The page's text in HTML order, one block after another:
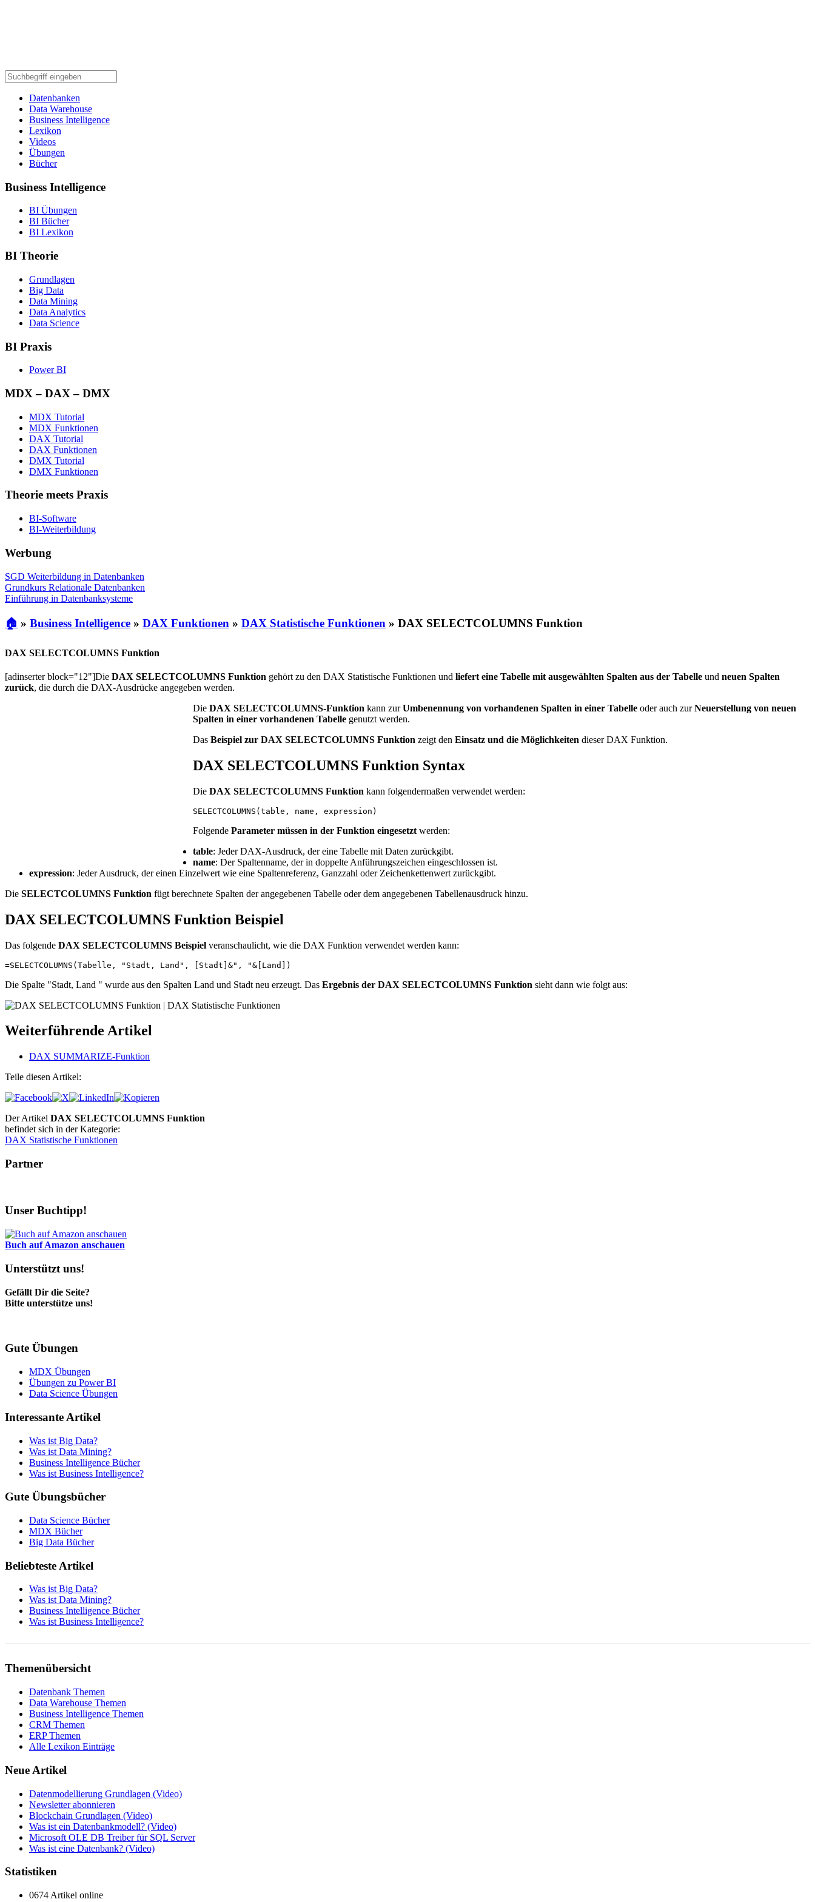
Datenbanken
Data Warehouse
Business Intelligence
Lexikon
Videos
Übungen
Bücher
Business Intelligence
BI Übungen
BI Bücher
BI Lexikon
BI Theorie
Grundlagen
Big Data
Data Mining
Data Analytics
Data Science
BI Praxis
Power BI
MDX – DAX – DMX
MDX Tutorial
MDX Funktionen
DAX Tutorial
DAX Funktionen
DMX Tutorial
DMX Funktionen
Theorie meets Praxis
BI-Software
BI-Weiterbildung
Werbung
SGD Weiterbildung in Datenbanken
Grundkurs Relationale Datenbanken
Einführung in Datenbanksysteme
🏠 » Business Intelligence » DAX Funktionen » DAX Statistische Funktionen » DAX SELECTCOLUMNS Funktion
DAX SELECTCOLUMNS Funktion
[adinserter block="12"]Die DAX SELECTCOLUMNS Funktion gehört zu den DAX Statistische Funktionen und liefert eine Tabelle mit ausgewählten Spalten aus der Tabelle und neuen Spalten
zurück, die durch die DAX-Ausdrücke angegeben werden.
Die DAX SELECTCOLUMNS-Funktion kann zurUmbenennung von vorhandenen Spalten in einer Tabelle oder auch zurNeuerstellung von neuen
Spalten in einer vorhandenen Tabelle genutzt werden.
Das Beispiel zur DAX SELECTCOLUMNS Funktion zeigt den Einsatz und die Möglichkeiten dieser DAX Funktion.
DAX SELECTCOLUMNS Funktion Syntax
Die DAX SELECTCOLUMNS Funktion kann folgendermaßen verwendet werden:
SELECTCOLUMNS(table, name, expression)
Folgende Parameter müssen in der Funktion eingesetzt werden:
table: Jeder DAX-Ausdruck, der eine Tabelle mit Daten zurückgibt.
name: Der Spaltenname, der in doppelte Anführungszeichen eingeschlossen ist.
expression: Jeder Ausdruck, der einen Einzelwert wie eine Spaltenreferenz, Ganzzahl oder Zeichenkettenwert zurückgibt.
Die SELECTCOLUMNS Funktion fügt berechnete Spalten der angegebenen Tabelle oder dem angegebenen Tabellenausdruck hinzu.
DAX SELECTCOLUMNS Funktion Beispiel
Das folgende DAX SELECTCOLUMNS Beispiel veranschaulicht, wie die DAX Funktion verwendet werden kann:
=SELECTCOLUMNS(Tabelle, "Stadt, Land", [Stadt]&", "&[Land])
Die Spalte "Stadt, Land " wurde aus den Spalten Land und Stadt neu erzeugt. Das Ergebnis der DAX SELECTCOLUMNS Funktion sieht dann wie folgt aus:
Weiterführende Artikel
DAX SUMMARIZE-Funktion
Teile diesen Artikel:
Der Artikel DAX SELECTCOLUMNS Funktion
befindet sich in der Kategorie:
DAX Statistische Funktionen
Partner
Unser Buchtipp!
Buch auf Amazon anschauen
Unterstützt uns!
Gefällt Dir die Seite?
Bitte unterstütze uns!
Gute Übungen
MDX Übungen
Übungen zu Power BI
Data Science Übungen
Interessante Artikel
Was ist Big Data?
Was ist Data Mining?
Business Intelligence Bücher
Was ist Business Intelligence?
Gute Übungsbücher
Data Science Bücher
MDX Bücher
Big Data Bücher
Beliebteste Artikel
Was ist Big Data?
Was ist Data Mining?
Business Intelligence Bücher
Was ist Business Intelligence?
Themenübersicht
Datenbank Themen
Data Warehouse Themen
Business Intelligence Themen
CRM Themen
ERP Themen
Alle Lexikon Einträge
Neue Artikel
Datenmodellierung Grundlagen (Video)
Newsletter abonnieren
Blockchain Grundlagen (Video)
Was ist ein Datenbankmodell? (Video)
Microsoft OLE DB Treiber für SQL Server
Was ist eine Datenbank? (Video)
Statistiken
0674 Artikel online